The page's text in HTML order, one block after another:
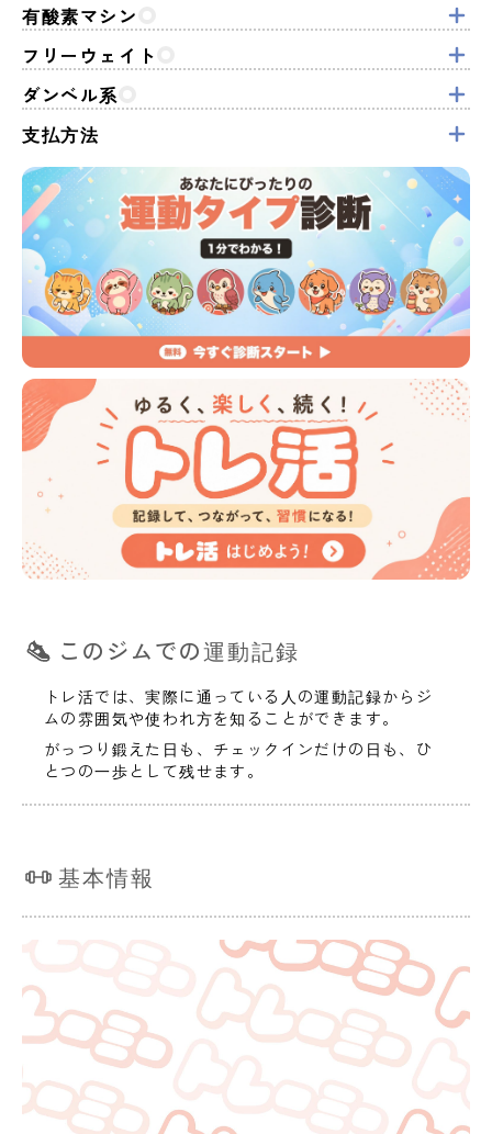
有酸素マシン
フリーウェイト
ダンベル系
支払方法
このジムでの運動記録
トレ活では、実際に通っている人の運動記録からジ
ムの雰囲気や使われ方を知ることができます。
がっつり鍛えた日も、チェックインだけの日も、ひ
とつの一歩として残せます。
基本情報